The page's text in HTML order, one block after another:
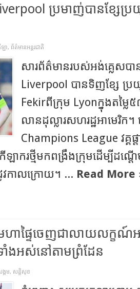
ប្រមាញ់បានខ្សែប្រយុ
ឡា, ព័ត៌មានអន្តរជាតិ
សារព័ត៌មានរបស់អង់គ្លេសប
Liverpool បានទិញខ្សែ ប្រយុ
Fekirពីក្រុម Lyonក្នុងតម្ល
លានដុល្លារសហរដ្ឋអាមេរិក
Champions League វគ្គ
ករថ្មីមកពង្រឹងក្រុមដើម្បីដណ្តើ
វកាលក្រោយ។ ... Read More
មហាផ្ទៃ​ចេញជា​លាយលក្ខណ៍អ
ងអស់​នៅ​តាម​ព្រំដែន
គម, សន្តិសុខ